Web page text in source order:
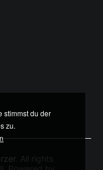
. All rights
stimmst du der
zu.